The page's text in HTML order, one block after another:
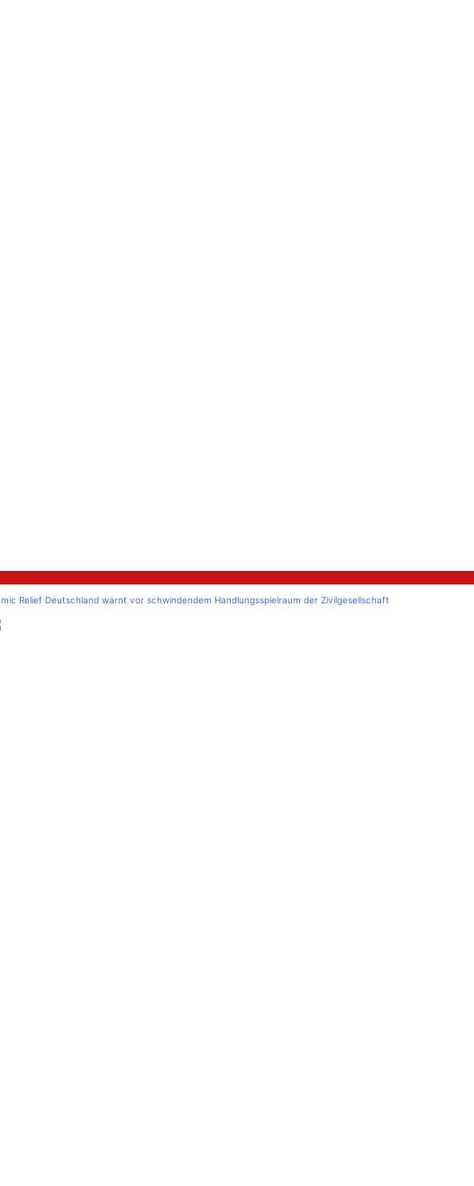
Relief Deutschland warnt vor schwindendem Handlungsspielraum der Zivilgesellschaft